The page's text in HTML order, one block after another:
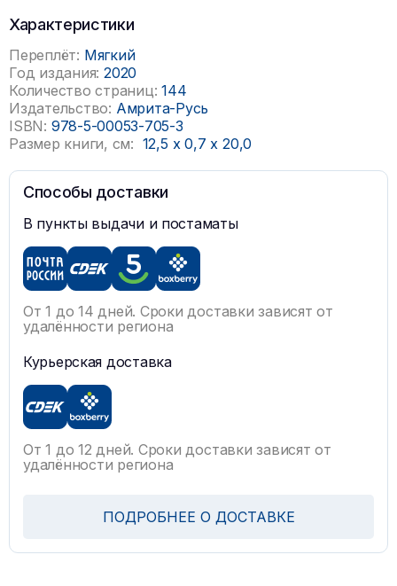
Характеристики
Переплёт: Мягкий
Год издания: 2020
Количество страниц: 144
Издательство: Амрита-Русь
ISBN: 978-5-00053-705-3
Размер книги, см: 12,5 x 0,7x 20,0
Способы доставки
В пункты выдачи и постаматы
От 1 до 14 дней. Сроки доставки зависят от
удалённости региона
Курьерская доставка
От 1 до 12 дней. Сроки доставки зависят от
удалённости региона
ПОДРОБНЕЕ О ДОСТАВКЕ